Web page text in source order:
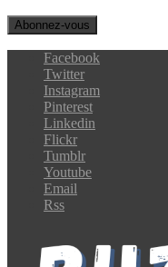
Facebook
Twitter
Instagram
Pinterest
Linkedin
Flickr
Tumblr
Youtube
Email
Rss